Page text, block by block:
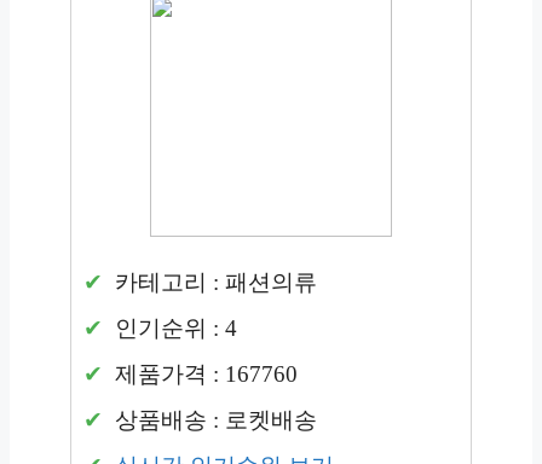
카테고리 : 패션의류
인기순위 : 4
제품가격 : 167760
상품배송 : 로켓배송